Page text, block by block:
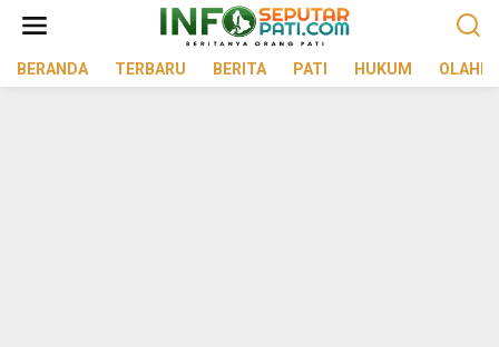
BERANDA
TERBARU BERITA PATI HUKUM